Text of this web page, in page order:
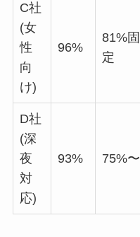
C社
(女
性
向
け)
96%
81%固
定
D社
(深
夜
対
応)
93% 75%〜